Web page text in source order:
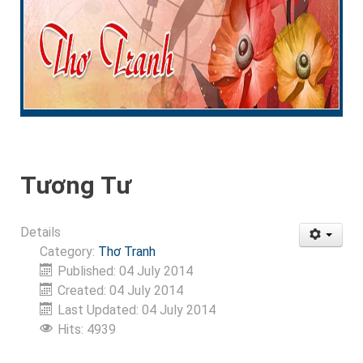
Tương Tư
Details
Category: Thơ Tranh
Published: 04 July 2014
Created: 04 July 2014
Last Updated: 04 July 2014
Hits: 4939